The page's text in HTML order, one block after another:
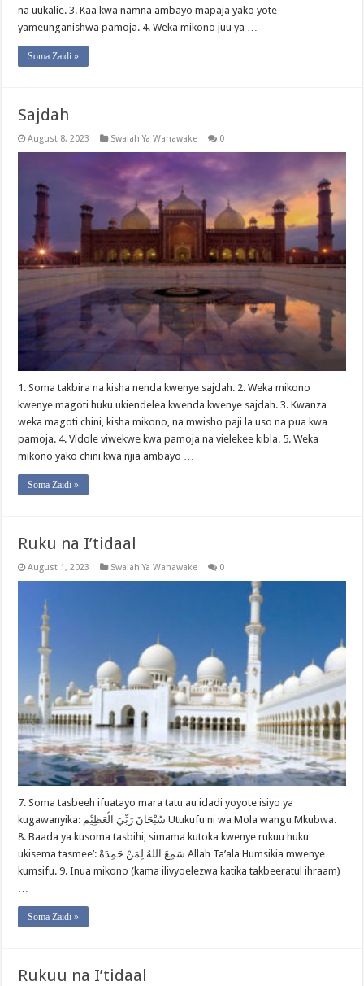
na uukalie. 3. Kaa kwa namna ambayo mapaja yako yote
yameunganishwa pamoja. 4. Weka mikono juu ya …
Soma Zaidi »
Sajdah
August 8, 2023 Swalah Ya Wanawake 0
1. Soma takbira na kisha nenda kwenye sajdah. 2. Weka mikono
kwenye magoti huku ukiendelea kwenda kwenye sajdah. 3. Kwanza
weka magoti chini, kisha mikono, na mwisho paji la uso na pua kwa
pamoja. 4. Vidole viwekwe kwa pamoja na vielekee kibla. 5. Weka
mikono yako chini kwa njia ambayo …
Soma Zaidi »
Ruku na I’tidaal
August 1, 2023 Swalah Ya Wanawake 0
7. Soma tasbeeh ifuatayo mara tatu au idadi yoyote isiyo ya
kugawanyika: سُبْحَانَ رَبِّيَ الْعَظِيْم Utukufu ni wa Mola wangu Mkubwa.
8. Baada ya kusoma tasbihi, simama kutoka kwenye rukuu huku
ukisema tasmee’: سَمِعَ اللهُ لِمَنْ حَمِدَهْ Allah Ta’ala Humsikia mwenye
kumsifu. 9. Inua mikono (kama ilivyoelezwa katika takbeeratul ihraam)
Soma Zaidi »
Rukuu na I’tidaal